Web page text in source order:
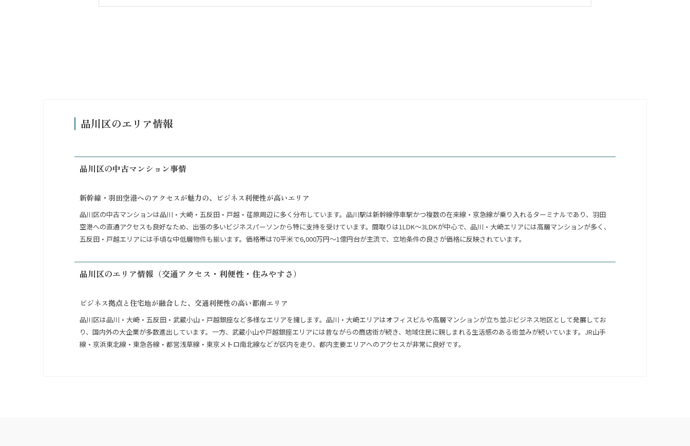
品川区のエリア情報
品川区の中古マンション事情
新幹線・羽田空港へのアクセスが魅力の、ビジネス利便性が高いエリア
品川区の中古マンションは品川・大崎・五反田・戸越・荏原周辺に多く分布しています。品川駅は新幹線停車駅かつ複数の在来線・京急線が乗り入れるターミナルであり、羽田
空港への直通アクセスも良好なため、出張の多いビジネスパーソンから特に支持を受けています。間取りは1LDK〜3LDKが中心で、品川・大崎エリアには高層マンションが多く、
五反田・戸越エリアには手頃な中低層物件も揃います。価格帯は70平米で6,000万円〜1億円台が主流で、立地条件の良さが価格に反映されています。
品川区のエリア情報（交通アクセス・利便性・住みやすさ）
ビジネス拠点と住宅地が融合した、交通利便性の高い都南エリア
品川区は品川・大崎・五反田・武蔵小山・戸越銀座など多様なエリアを擁します。品川・大崎エリアはオフィスビルや高層マンションが立ち並ぶビジネス地区として発展してお
り、国内外の大企業が多数進出しています。一方、武蔵小山や戸越銀座エリアには昔ながらの商店街が続き、地域住民に親しまれる生活感のある街並みが続いています。JR山手
線・京浜東北線・東急各線・都営浅草線・東京メトロ南北線などが区内を走り、都内主要エリアへのアクセスが非常に良好です。